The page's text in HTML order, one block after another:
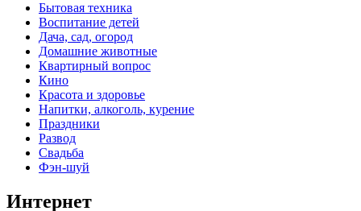
Бытовая техника
Воспитание детей
Дача, сад, огород
Домашние животные
Квартирный вопрос
Кино
Красота и здоровье
Напитки, алкоголь, курение
Праздники
Развод
Свадьба
Фэн-шуй
Интернет